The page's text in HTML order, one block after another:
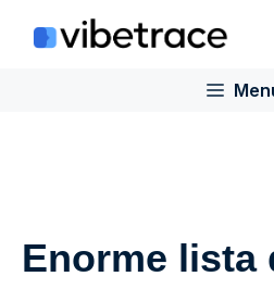
Enorme lista